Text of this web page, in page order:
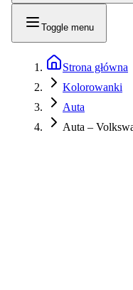
Toggle menu
Strona główna
Kolorowanki
Auta
Auta –